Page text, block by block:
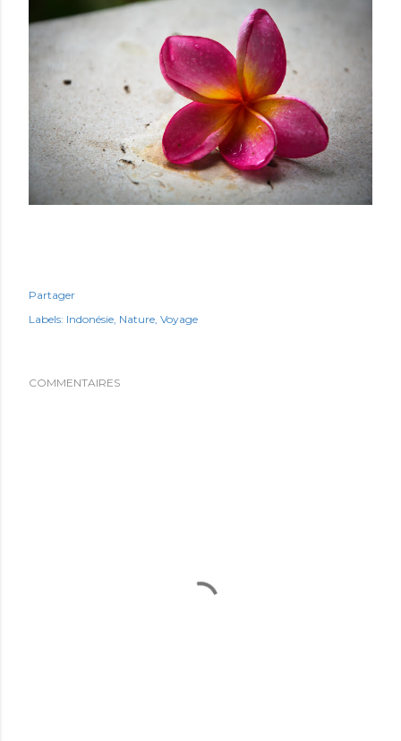
Partager
Labels: Indonésie Nature Voyage
COMMENTAIRES